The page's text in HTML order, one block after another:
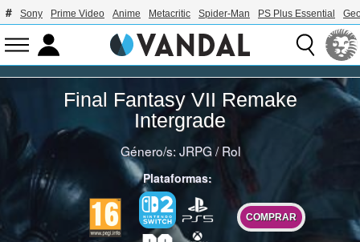
Sony Prime Video Anime Metacritic Spider-Man PS Plus Essential
Final Fantasy VII Remake
Intergrade
Género/s:JRPG/Rol
Plataformas:
COMPRAR